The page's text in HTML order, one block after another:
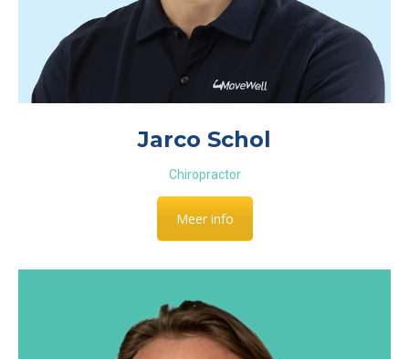
Jarco Schol
Chiropractor
Meer info